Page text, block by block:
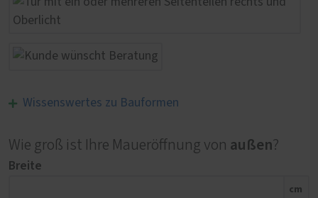
Wissenswertes zu Bauformen
Wie groß ist Ihre Maueröffnung von außen?
Breite
cm